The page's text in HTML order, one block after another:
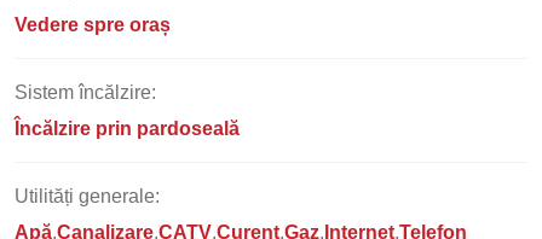
Vedere spre oraș
Sistem încălzire:
Încălzire prin pardoseală
Utilități generale:
Apă Canalizare CATV Curent Gaz Internet Telefon